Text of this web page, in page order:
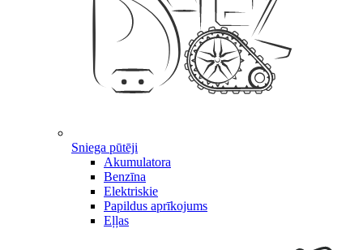
Sniega pūtēji
Akumulatora
Benzīna
Elektriskie
Papildus aprīkojums
Eļļas